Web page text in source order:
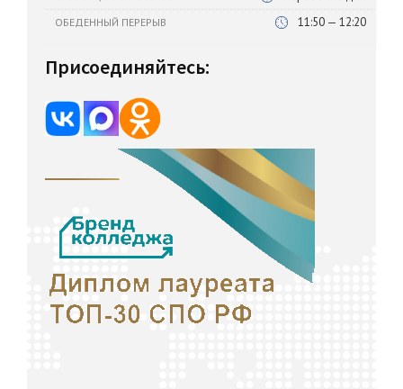
ОБЕДЕННЫЙ ПЕРЕРЫВ 11:50 — 12:20
Присоединяйтесь: